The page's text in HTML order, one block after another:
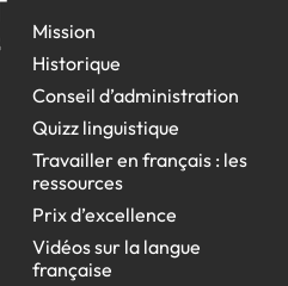
Mission
Historique
Conseil d’administration
Quizz linguistique
Travailler en français : les
ressources
Prix d’excellence
Vidéos sur la langue
française